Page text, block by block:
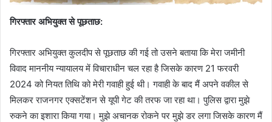
गिरफ्तार अभियुक्त से पूछताछ:
गिरफ्तार अभियुक्त कुलदीप से पूछताछ की गई तो उसने बताया कि मेरा जमीनी
विवाद माननीय न्यायालय में विचाराधीन चल रहा है जिसके कारण 21 फरवरी
2024 को नियत तिथि को मेरी गवाही हुई थी। गवाही के बाद मैं अपने वकील से
मिलकर राजनगर एक्सटेंशन से यूपी गेट की तरफ जा रहा था। पुलिस द्वारा मुझे
रुकने का इशारा किया गया। मुझे अचानक रोकने पर मुझे डर लगा जिसके कारण मैं